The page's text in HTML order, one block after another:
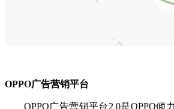
OPPO广告营销平台
OPPO广告营销平台2 0是OPPO倾